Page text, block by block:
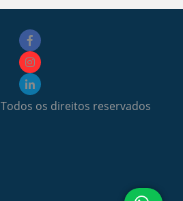
Todos os direitos reservados